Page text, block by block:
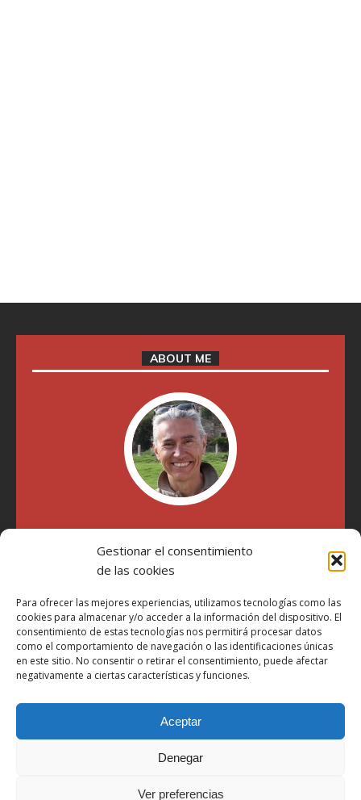
Gestionar el consentimiento
de las cookies
Para ofrecer las mejores experiencias, utilizamos tecnologías como las
cookies para almacenar y/o acceder a la información del dispositivo. El
consentimiento de estas tecnologías nos permitirá procesar datos
como el comportamiento de navegación o las identificaciones únicas
en este sitio. No consentir o retirar el consentimiento, puede afectar
negativamente a ciertas características y funciones.
Aceptar
Denegar
Ver preferencias
ABOUT ME
"Soy Manel Hospido, nací en Valencia en 1969 y desde el
año 2007 he escrito sobre motos en distintos medios.
Millatrece.com es una apuesta por escribir sobre lo que me
participa"
Aviso Legal
Política de Privacidad
Más Información sobre Cookies